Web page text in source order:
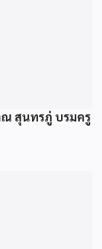
สุนทรภู่ บรมครู